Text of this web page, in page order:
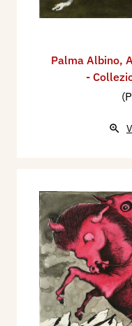
Palma Albino,
-